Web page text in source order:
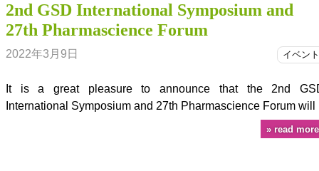
2nd GSD International Symposium and
27th Pharmascience Forum
イベント
2022年3月9日
It is a great pleasure to announce that the 2nd
International Symposium and 27th Pharmascience Forum will
read more